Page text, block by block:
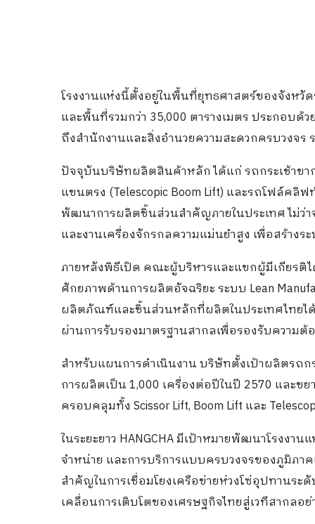
โรงงานแห่งนี้ตั้งอยู่ในพื้นที่ยุทธศาสตร์ของจังหวั
และพื้นที่รวมกว่า 35,000 ตารางเมตร ประกอ
ถึงสำนักงานและสิ่งอำนวยความสะดวกครบวงจ
ปัจจุบันบริษัทผลิตสินค้าหลัก ได้แก่ รถกระเช้าขา
แขนตรง (Telescopic Boom Lift) และรถโฟล์คลิ
พัฒนาการผลิตชิ้นส่วนสำคัญภายในประเทศ ไม่ว่
และงานเครื่องจักรกลความแม่นยำสูง เพื่อสร้าง
ภายหลังพิธีเปิด คณะผู้บริหารและแขกผู้มีเกียรติไ
ศักยภาพด้านการผลิตอัจฉริยะ ระบบ Lean
ผลิตภัณฑ์และชิ้นส่วนหลักที่ผลิตในประเทศไทยไ
ผ่านการรับรองมาตรฐานสากลเพื่อรองรับความต้
สำหรับแผนการดำเนินงาน บริษัทตั้งเป้าผลิตรถก
การผลิตเป็น 1,000 เครื่องต่อปีในปี 2570 และข
ครอบคลุมทั้ง Scissor Lift, Boom Lift และ
ในระยะยาว HANGCHA มีเป้าหมายพัฒนาโรงง
จำหน่าย และการบริการแบบครบวงจรของภูมิภา
สำคัญในการเชื่อมโยงเครือข่ายห่วงโซ่อุปทานร
เคลื่อนการเติบโตของเศรษฐกิจไทยสู่เวทีสากลอย่